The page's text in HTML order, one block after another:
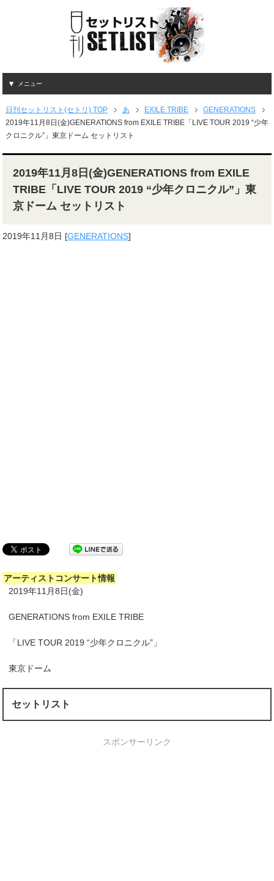
メニュー
日刊セットリスト(セトリ) TOP あ EXILE TRIBE
GENERATIONS
2019年11月8日(金)GENERATIONS from EXILE TRIBE「LIVE TOUR 2019 “少年
クロニクル”」東京ドーム セットリスト
2019年11月8日(金)GENERATIONS from EXILE
TRIBE「LIVE TOUR 2019 “少年クロニクル”」東
京ドーム セットリスト
2019年11月8日 [GENERATIONS]
アーティストコンサート情報
2019年11月8日(金)
GENERATIONS from EXILE TRIBE
「LIVE TOUR 2019 “少年クロニクル”」
東京ドーム
セットリスト
スポンサーリンク